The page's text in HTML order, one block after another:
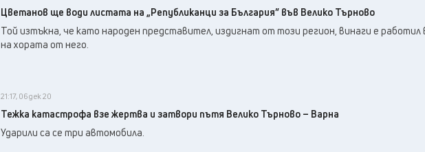
Цветанов ще води листата на „Републиканци за България” във Велико Търново
Той изтъкна, че като народен представител, издигнат от този регион, винаги е работил
на хората от него.
21:17, 06 дек 20
Тежка катастрофа взе жертва и затвори пътя Велико Търново – Варна
Ударили са се три автомобила.